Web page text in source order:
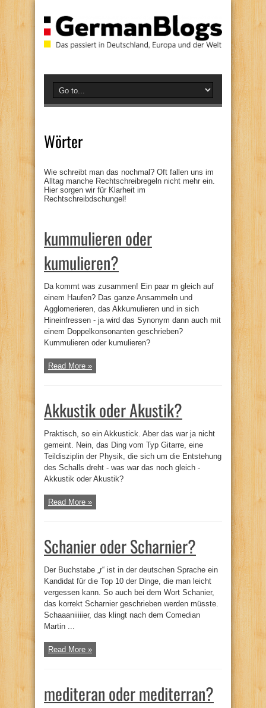
Wörter
Wie schreibt man das nochmal? Oft fallen uns im
Alltag manche Rechtschreibregeln nicht mehr ein.
Hier sorgen wir für Klarheit im
Rechtschreibdschungel!
kummulieren oder
kumulieren?
Da kommt was zusammen! Ein paar m gleich auf
einem Haufen? Das ganze Ansammeln und
Agglomerieren, das Akkumulieren und in sich
Hineinfressen - ja wird das Synonym dann auch mit
einem Doppelkonsonanten geschrieben?
Kummulieren oder kumulieren?
Read More »
Akkustik oder Akustik?
Praktisch, so ein Akkustick. Aber das war ja nicht
gemeint. Nein, das Ding vom Typ Gitarre, eine
Teildisziplin der Physik, die sich um die Entstehung
des Schalls dreht - was war das noch gleich -
Akkustik oder Akustik?
Read More »
Schanier oder Scharnier?
Der Buchstabe „r“ ist in der deutschen Sprache ein
Kandidat für die Top 10 der Dinge, die man leicht
vergessen kann. So auch bei dem Wort Schanier,
das korrekt Scharnier geschrieben werden müsste.
Schaaaniiiiier, das klingt nach dem Comedian
Martin ...
Read More »
mediteran oder mediterran?